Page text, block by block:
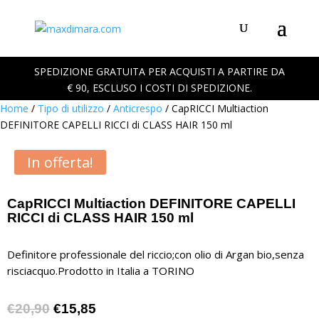
SPEDIZIONE GRATUITA PER ACQUISTI A PARTIRE DA
€ 90, ESCLUSO I COSTI DI SPEDIZIONE.
Home / Tipo di utilizzo / Anticrespo / CapRICCI Multiaction
DEFINITORE CAPELLI RICCI di CLASS HAIR 150 ml
In offerta!
CapRICCI Multiaction DEFINITORE CAPELLI
RICCI di CLASS HAIR 150 ml
Definitore professionale del riccio;con olio di Argan bio,senza
risciacquo.Prodotto in Italia a TORINO
€20,90 Il
€15,85